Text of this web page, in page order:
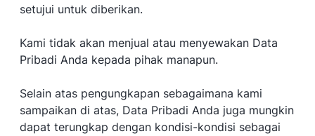
setujui untuk diberikan.
Kami tidak akan menjual atau menyewakan Data
Pribadi Anda kepada pihak manapun.
Selain atas pengungkapan sebagaimana kami
sampaikan di atas, Data Pribadi Anda juga mungkin
dapat terungkap dengan kondisi-kondisi sebagai